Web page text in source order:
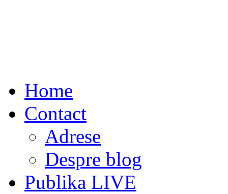
Home
Contact
Adrese
Despre blog
Publika LIVE